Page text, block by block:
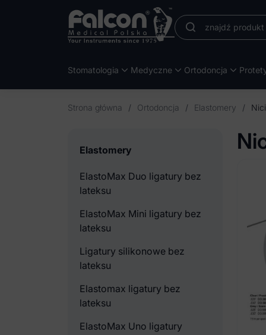
Stomatologia Medyczne Ortodoncja
Strona główna / Ortodoncja / Elastomery /
Elastomery
ElastoMax Duo ligatury bez
lateksu
ElastoMax Mini ligatury bez
lateksu
Ligatury silikonowe bez
lateksu
Elastomax ligatury bez
lateksu
ElastoMax Uno ligatury